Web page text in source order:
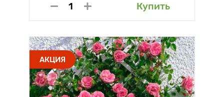
Купить
АКЦИЯ